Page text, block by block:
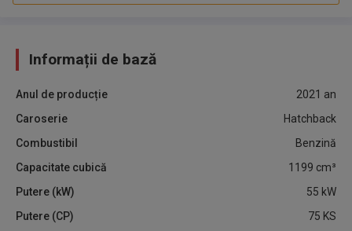
Informații de bază
Anul de producție 2021 an
Caroserie
Hatchback
Combustibil
Benzină
Capacitate cubică
1199 cm³
Putere (kW)
55 kW
Putere (CP)
75 KS